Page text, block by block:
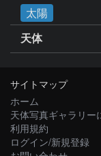
太陽
天体
サイトマップ
ホーム
天体写真ギャラリー
利用規約
ログイン/新規登録